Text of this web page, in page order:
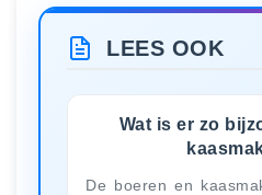
LEES OOK
Wat is er zo
De boeren en